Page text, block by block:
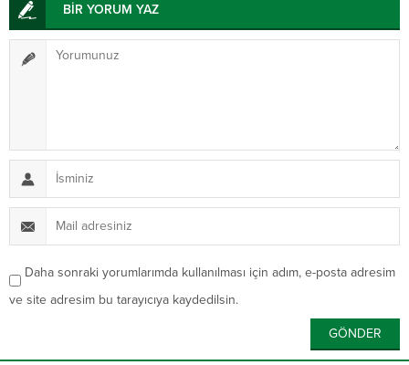
BİR YORUM YAZ
Daha sonraki yorumlarımda kullanılması için adım, e-posta adresim
ve site adresim bu tarayıcıya kaydedilsin.